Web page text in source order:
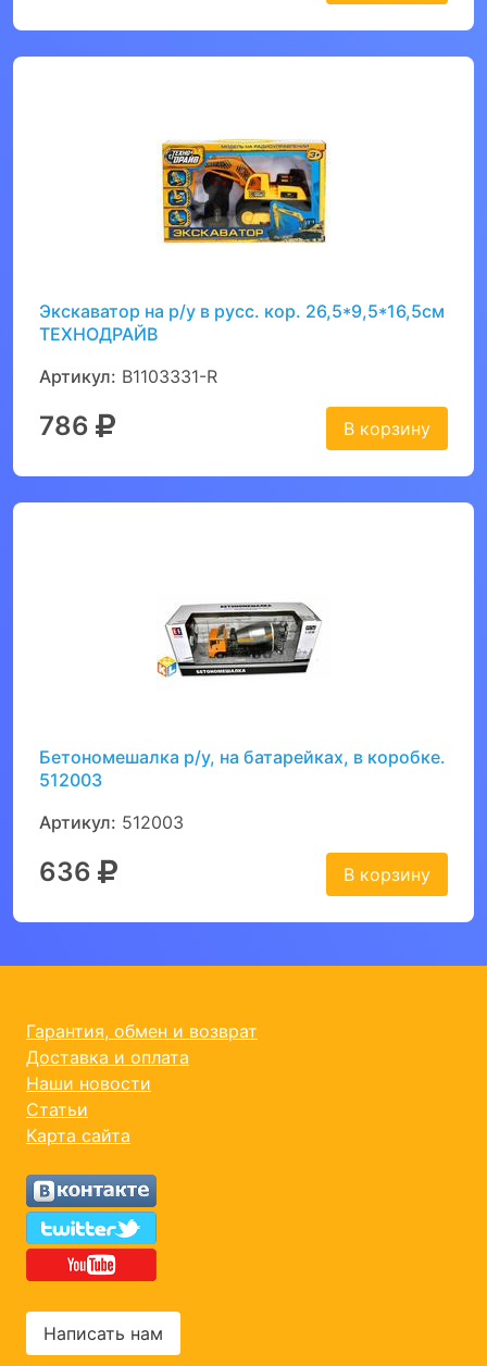
Экскаватор на р/у в русс. кор. 26,5*9,5*16,5см
ТЕХНОДРАЙВ
Артикул: B1103331-R
786 В корзину
Бетономешалка р/у, на батарейках, в коробке.
512003
Артикул: 512003
636 В корзину
Гарантия, обмен и возврат
Доставка и оплата
Наши новости
Статьи
Карта сайта
Написать нам